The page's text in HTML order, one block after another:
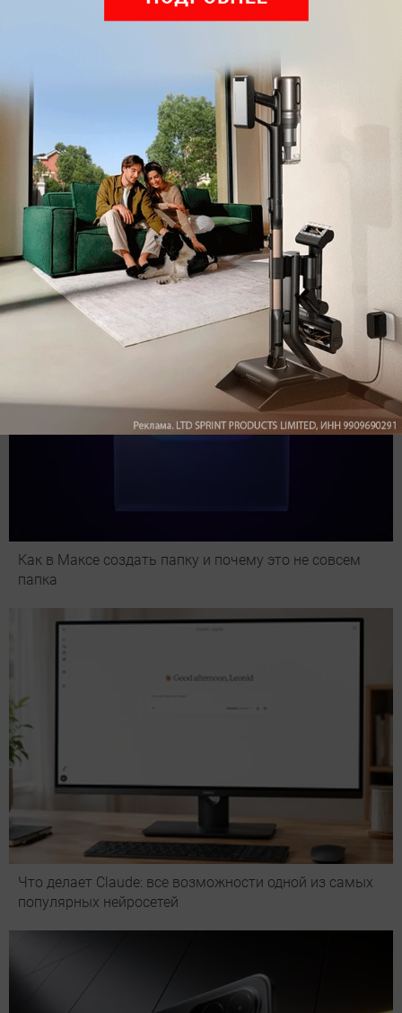
Как на iPhone включить уведомления в MAX
Как в Максе создать папку и почему это не совсем
папка
Что делает Сlaude: все возможности одной из самых
популярных нейросетей